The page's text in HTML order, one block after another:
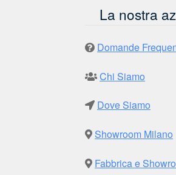
La nostra
Domande
Chi Siamo
Dove Siamo
Showroom Milano
Fabbrica e